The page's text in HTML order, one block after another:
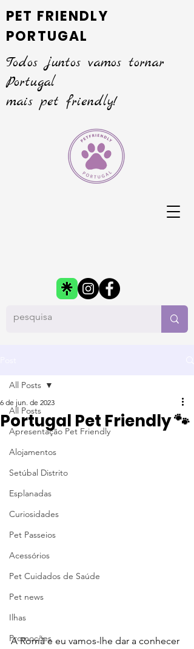
PET FRIENDLY
PORTUGAL
Todos juntos vamos tornar
Portugal
mais pet friendly!
All Posts
Apresentação Pet Friendly
Alojamentos
Setúbal Distrito
Esplanadas
Curiosidades
Pet Passeios
Acessórios
Pet Cuidados de Saúde
Pet news
Ilhas
Promoções
All Posts
Portugal Pet Friendly 🐾
6 de jun. de 2023
A Romã e eu vamos-lhe dar a conhecer